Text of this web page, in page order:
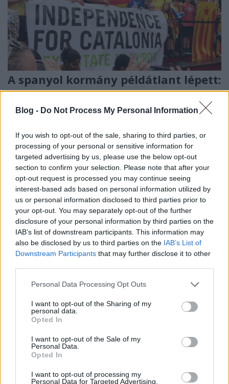
Blog - Do Not Process My Personal Information
If you wish to opt-out of the sale, sharing to third parties, or
processing of your personal or sensitive information for
targeted advertising by us, please use the below opt-out
section to confirm your selection. Please note that after your
opt-out request is processed you may continue seeing
interest-based ads based on personal information utilized by
us or personal information disclosed to third parties prior to
your opt-out. You may separately opt-out of the further
disclosure of your personal information by third parties on the
IAB’s list of downstream participants. This information may
also be disclosed by us to third parties on the IAB’s List of
Downstream Participants that may further disclose it to other
Please note that this website/app uses one or more Google
not limited to your visit or usage behaviour. You may click to
grant or deny consent to Google and its third-party tags to
use your data for below specified purposes in below Google
consent section.
Personal Data Processing Opt Outs
I want to opt-out of the Sharing of my
personal data.
Opted In
I want to opt-out of the Sale of my
Personal Data.
Opted In
I want to opt-out of processing my
Personal Data for Targeted Advertising.
A spanyol kormány példátlant lépett:
a Katalán autonómia
felfüggesztését javasolják
A néppárti spanyol kormány mai ülésén Katalónia
autonómiájának felfüggesztésére tett javaslatot. Ha
a jobboldali többségű szenátus rábólint ...
Diktatúrát akarnak a magyarok? –
megjegyzés egy globális felméréshez